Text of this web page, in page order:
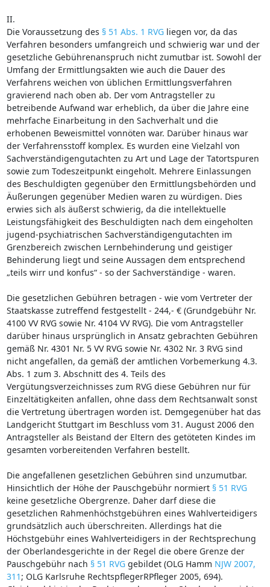
II.
Die Voraussetzung des § 51 Abs. 1 RVGliegen vor, da das
Verfahren besonders umfangreich und schwierig war und der
gesetzliche Gebührenanspruch nicht zumutbar ist. Sowohl der
Umfang der Ermittlungsakten wie auch die Dauer des
Verfahrens weichen von üblichen Ermittlungsverfahren
gravierend nach oben ab. Der vom Antragsteller zu
betreibende Aufwand war erheblich, da über die Jahre eine
mehrfache Einarbeitung in den Sachverhalt und die
erhobenen Beweismittel vonnöten war. Darüber hinaus war
der Verfahrensstoff komplex. Es wurden eine Vielzahl von
Sachverständigengutachten zu Art und Lage der Tatortspuren
sowie zum Todeszeitpunkt eingeholt. Mehrere Einlassungen
des Beschuldigten gegenüber den Ermittlungsbehörden und
Äußerungen gegenüber Medien waren zu würdigen. Dies
erwies sich als äußerst schwierig, da die intellektuelle
Leistungsfähigkeit des Beschuldigten nach dem eingeholten
jugend-psychiatrischen Sachverständigengutachten im
Grenzbereich zwischen Lernbehinderung und geistiger
Behinderung liegt und seine Aussagen dem entsprechend
„teils wirr und konfus“ - so der Sachverständige - waren.
Die gesetzlichen Gebühren betragen - wie vom Vertreter der
Staatskasse zutreffend festgestellt - 244,- € (Grundgebühr Nr.
4100 VV RVG sowie Nr. 4104 VV RVG). Die vom Antragsteller
darüber hinaus ursprünglich in Ansatz gebrachten Gebühren
gemäß Nr. 4301 Nr. 5 VV RVG sowie Nr. 4302 Nr. 3 RVG sind
nicht angefallen, da gemäß der amtlichen Vorbemerkung 4.3.
Abs. 1 zum 3. Abschnitt des 4. Teils des
Vergütungsverzeichnisses zum RVG diese Gebühren nur für
Einzeltätigkeiten anfallen, ohne dass dem Rechtsanwalt sonst
die Vertretung übertragen worden ist. Demgegenüber hat das
Landgericht Stuttgart im Beschluss vom 31. August 2006 den
Antragsteller als Beistand der Eltern des getöteten Kindes im
gesamten vorbereitenden Verfahren bestellt.
Die angefallenen gesetzlichen Gebühren sind unzumutbar.
Hinsichtlich der Höhe der Pauschgebühr normiert § 51 RVG
keine gesetzliche Obergrenze. Daher darf diese die
gesetzlichen Rahmenhöchstgebühren eines Wahlverteidigers
grundsätzlich auch überschreiten. Allerdings hat die
Höchstgebühr eines Wahlverteidigers in der Rechtsprechung
der Oberlandesgerichte in der Regel die obere Grenze der
Pauschgebühr nach § 51 RVGgebildet (OLG Hamm NJW 2007,
311 ; OLG Karlsruhe RechtspflegerRPfleger 2005, 694).